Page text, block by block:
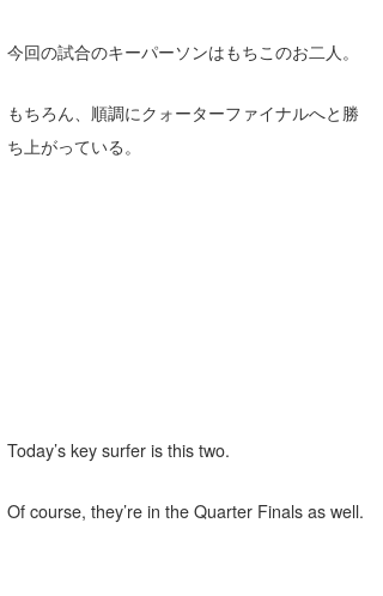
今回の試合のキーパーソンはもちこのお二人。
もちろん、順調にクォーターファイナルへと勝
ち上がっている。
Today’s key surfer is this two.
Of course, they’re in the Quarter Finals as well.